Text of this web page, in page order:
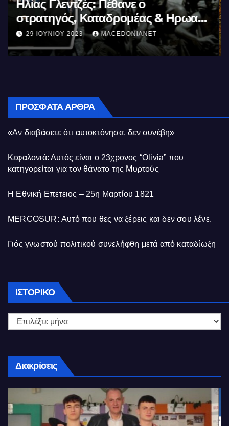
Μέγας Αλέξανδρος: Ο μέγιστος των
Ελλήνων
11 ΙΟΥΝΊΟΥ 2023 MACEDONIANET
ΠΡΌΣΦΑΤΑ ΆΡΘΡΑ
«Αν διαβάσετε ότι αυτοκτόνησα, δεν συνέβη»
Κεφαλονιά: Αυτός είναι ο 23χρονος “Olivia” που
κατηγορείται για τον θάνατο της Μυρτούς
Η Εθνική Επετειος – 25η Μαρτίου 1821
MERCOSUR: Αυτό που θες να ξέρεις και δεν σου λένε.
Γιός γνωστού πολιτικού συνελήφθη μετά από καταδίωξη
ΙΣΤΟΡΙΚΌ Ιστορικό
Διακρίσεις